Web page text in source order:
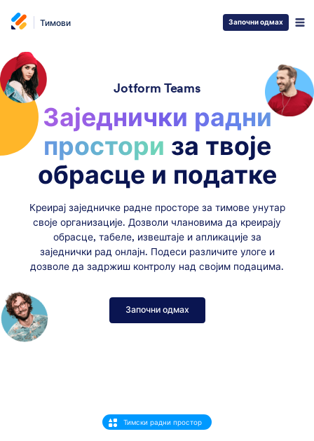
Тимови Започни одмах
Jotform Teams
Заједнички радни
простори за твоје
обрасце и податке
Креирај заједничке радне просторе за тимове унутар
своје организације. Дозволи члановима да креирају
обрасце, табеле, извештаје и апликације за
заједнички рад онлајн. Подеси различите улоге и
дозволе да задржиш контролу над својим подацима.
Започни одмах
Тимски радни простор